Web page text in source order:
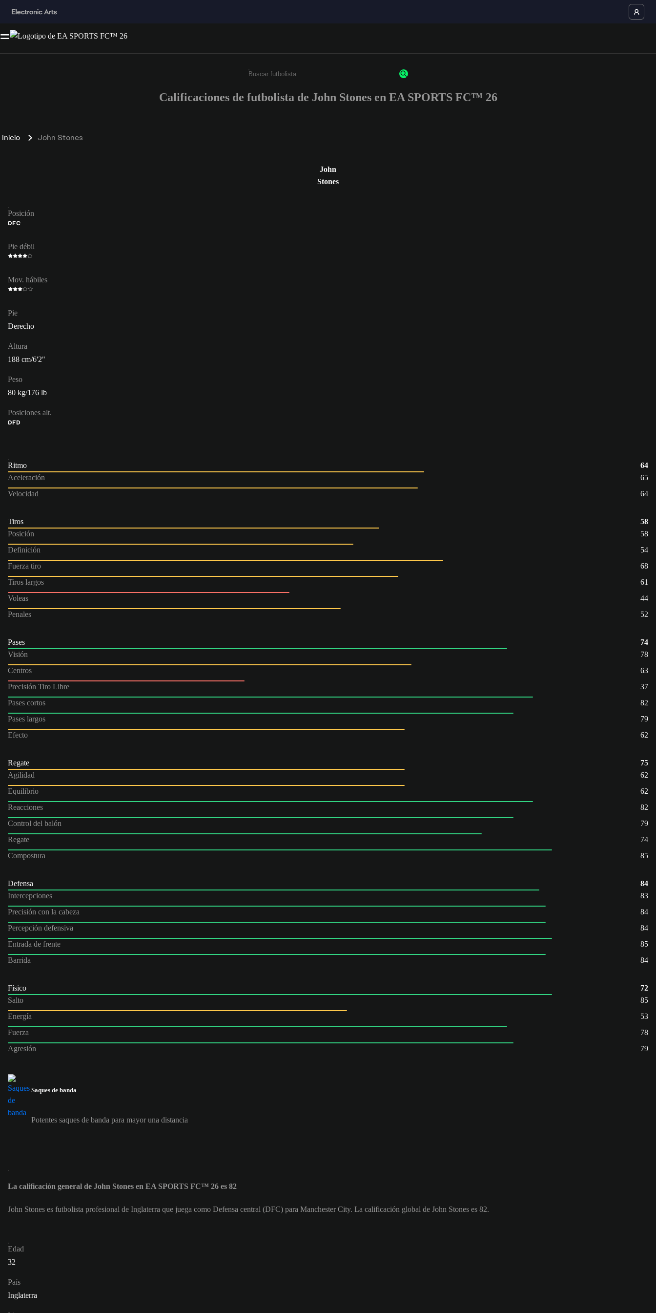
Ingresa un mínimo de 3 caracteres o números
Calificaciones de futbolista de John Stones en EA SPORTS FC™ 26
Inicio John Stones
John
Stones
Posición
DFC
Pie débil
Mov. hábiles
Pie
Derecho
Altura
188 cm/6'2"
Peso
80 kg/176 lb
Posiciones alt.
DFD
Ritmo
64
Aceleración
65
Velocidad
64
Tiros
58
Posición
58
Definición
54
Fuerza tiro
68
Tiros largos
61
Voleas
44
Penales
52
Pases
74
Visión
78
Centros
63
Precisión Tiro Libre
37
Pases cortos
82
Pases largos
79
Efecto
62
Regate
75
Agilidad
62
Equilibrio
62
Reacciones
82
Control del balón
79
Regate
74
Compostura
85
Defensa
84
Intercepciones
83
Precisión con la cabeza
84
Percepción defensiva
84
Entrada de frente
85
Barrida
84
Físico
72
Salto
85
Energía
53
Fuerza
78
Agresión
79
Saques de banda
Potentes saques de banda para mayor una distancia
La calificación general de John Stones en EA SPORTS FC™ 26 es 82
John Stones es futbolista profesional de Inglaterra que juega como Defensa central (DFC) para Manchester City. La calificación global de John Stones es 82.
Edad
32
País
Inglaterra